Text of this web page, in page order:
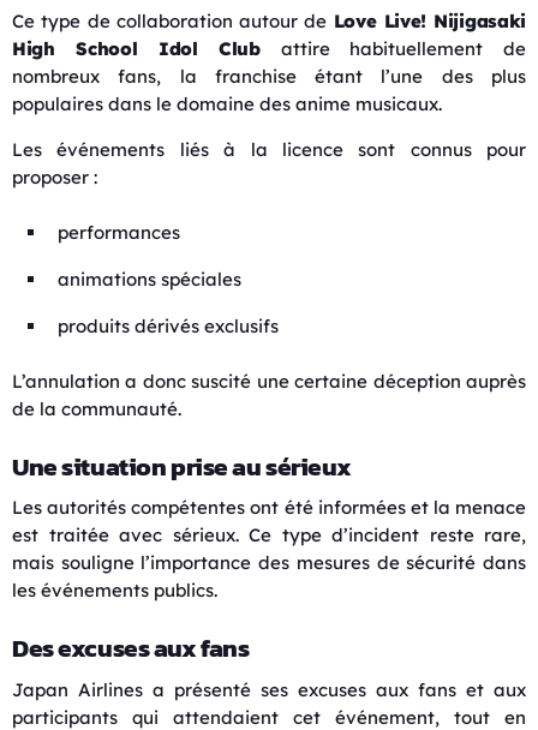
Ce type de collaboration autour de Love Live! Nijigasaki
High School Idol Clubattire habituellement de
nombreux fans, la franchise étant l’une des plus
populaires dans le domaine des anime musicaux.
Les événements liés à la licence sont connus pour
proposer :
performances
animations spéciales
produits dérivés exclusifs
L’annulation a donc suscité une certaine déception auprès
de la communauté.
Une situation prise au sérieux
Les autorités compétentes ont été informées et la menace
est traitée avec sérieux. Ce type d’incident reste rare,
mais souligne l’importance des mesures de sécurité dans
les événements publics.
Des excuses aux fans
Japan Airlines a présenté ses excuses aux fans et aux
participants qui attendaient cet événement, tout en